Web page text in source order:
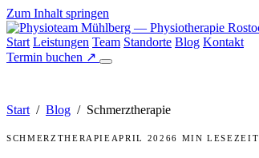
Zum Inhalt springen
Start Leistungen Team Standorte Blog Kontakt
Termin buchen ↗
Start / Blog / Schmerztherapie
SCHMERZTHERAPIE APRIL 20266 MIN LESEZEIT